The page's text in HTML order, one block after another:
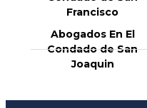
Francisco
Abogados En El
Condado de San
Joaquin